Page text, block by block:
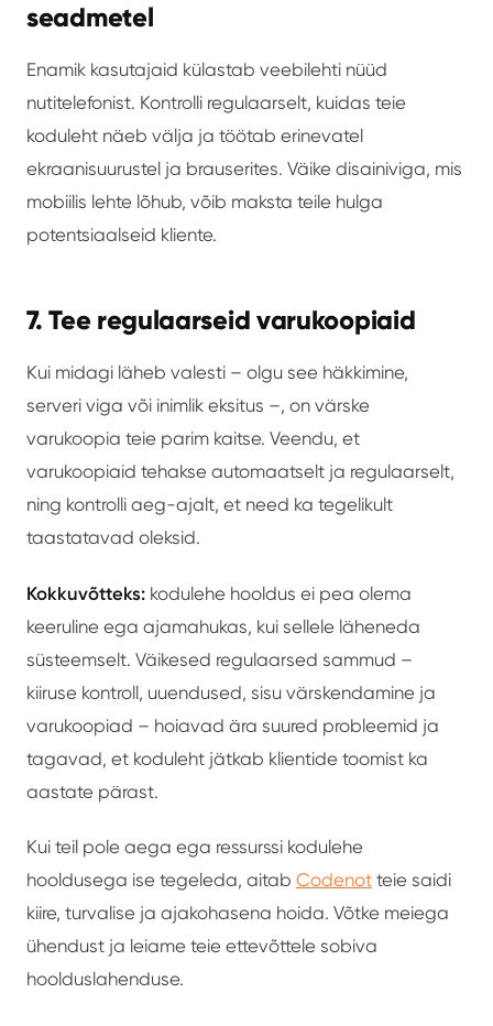
seadmetel
Enamik kasutajaid külastab veebilehti nüüd
nutitelefonist. Kontrolli regulaarselt, kuidas teie
koduleht näeb välja ja töötab erinevatel
ekraanisuurustel ja brauserites. Väike disainiviga, mis
mobiilis lehte lõhub, võib maksta teile hulga
potentsiaalseid kliente.
7. Tee regulaarseid varukoopiaid
Kui midagi läheb valesti – olgu see häkkimine,
serveri viga või inimlik eksitus –, on värske
varukoopia teie parim kaitse. Veendu, et
varukoopiaid tehakse automaatselt ja regulaarselt,
ning kontrolli aeg-ajalt, et need ka tegelikult
taastatavad oleksid.
Kokkuvõtteks: kodulehe hooldus ei pea olema
keeruline ega ajamahukas, kui sellele läheneda
süsteemselt. Väikesed regulaarsed sammud –
kiiruse kontroll, uuendused, sisu värskendamine ja
varukoopiad – hoiavad ära suured probleemid ja
tagavad, et koduleht jätkab klientide toomist ka
aastate pärast.
Kui teil pole aega ega ressurssi kodulehe
hooldusega ise tegeleda, aitab Codenot teie saidi
kiire, turvalise ja ajakohasena hoida. Võtke meiega
ühendust ja leiame teie ettevõttele sobiva
hoolduslahenduse.